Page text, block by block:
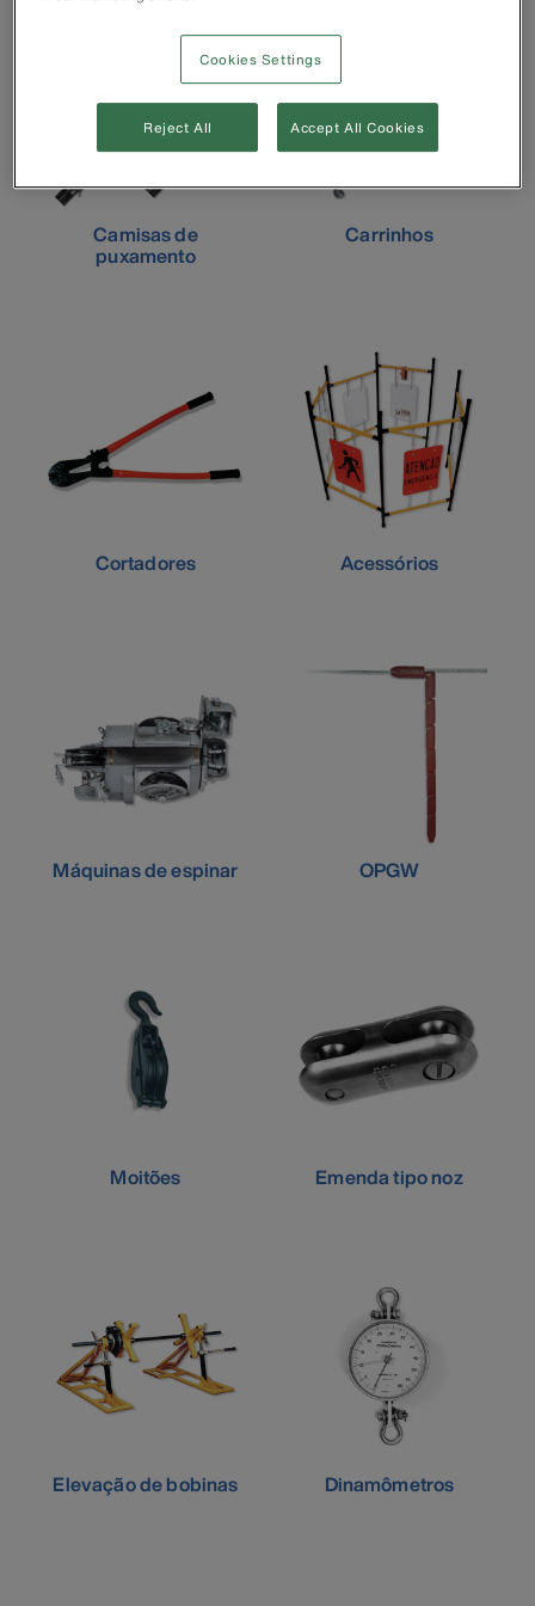
Camisas de
puxamento
Carrinhos
Cortadores Acessórios
Máquinas de espinar OPGW
Moitões Emenda tipo noz
Elevação de bobinas Dinamômetros
Cookies Settings
Reject All Accept All Cookies